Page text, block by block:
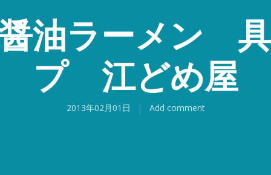
油ラーメン
プ 江どめ屋
2013年02月01日 Add comment